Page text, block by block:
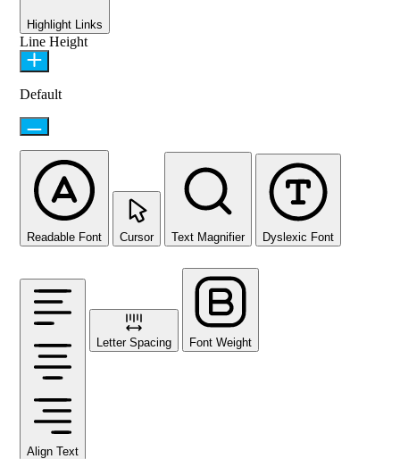
Highlight Links
Line Height
Default
Readable Font Cursor Text Magnifier Dyslexic Font
Align Text
Letter Spacing Font Weight